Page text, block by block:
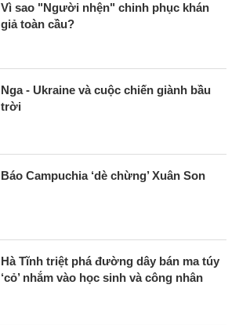
Vì sao "Người nhện" chinh phục khán
giả toàn cầu?
Nga - Ukraine và cuộc chiến giành bầu
trời
Báo Campuchia ‘dè chừng’ Xuân Son
Hà Tĩnh triệt phá đường dây bán ma túy
‘cỏ’ nhắm vào học sinh và công nhân